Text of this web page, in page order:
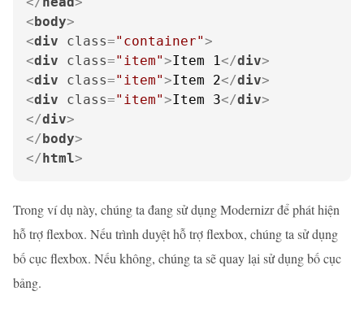
<body>
<div class="container">
<div class="item">Item 1</div>
<div class="item">Item 2</div>
<div class="item">Item 3</div>
</div>
</body>
</html>
Trong ví dụ này, chúng ta đang sử dụng Modernizr để phát hiện
hỗ trợ flexbox. Nếu trình duyệt hỗ trợ flexbox, chúng ta sử dụng
bố cục flexbox. Nếu không, chúng ta sẽ quay lại sử dụng bố cục
bảng.